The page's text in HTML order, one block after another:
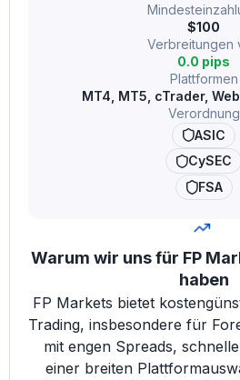
$100
Verbreitungen
0.0 pips
Plattformen
MT4, MT5, cTrader,
Verordnung
ASIC
CySEC
FSA
Warum wir uns für FP
haben
FP Markets bietet
Trading, insbesondere für
mit engen Spreads,
einer breiten